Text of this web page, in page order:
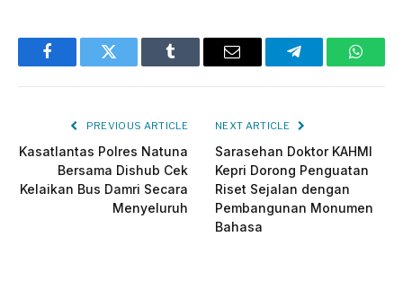
FacebookTwitter Tumblr Email Telegram
PREVIOUS ARTICLE
Kasatlantas Polres Natuna
Bersama Dishub Cek
Kelaikan Bus Damri Secara
Menyeluruh
NEXT ARTICLE
Sarasehan Doktor KAHMI
Kepri Dorong Penguatan
Riset Sejalan dengan
Pembangunan Monumen
Bahasa